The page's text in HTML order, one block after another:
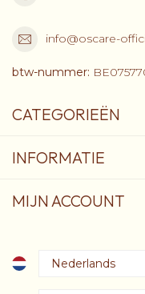
info@oscare-
btw-nummer:
CATEGORIEËN
INFORMATIE
MIJN ACCOUNT